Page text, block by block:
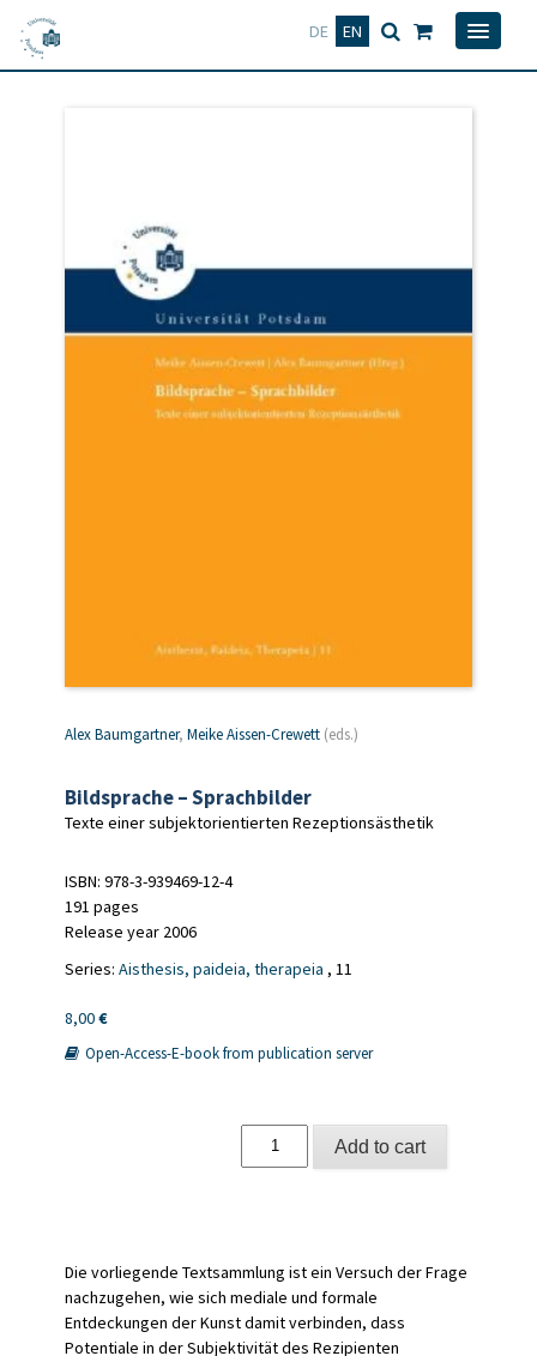
DE EN
Deutsch
Alex Baumgartner, Meike Aissen-Crewett (eds.)
Bildsprache – Sprachbilder
Texte einer subjektorientierten Rezeptionsästhetik
ISBN: 978-3-939469-12-4
191 pages
Release year 2006
Series: Aisthesis, paideia, therapeia , 11
8,00€
Open-Access-E-book from publication server
Add to cart
Die vorliegende Textsammlung ist ein Versuch der Frage
nachzugehen, wie sich mediale und formale
Entdeckungen der Kunst damit verbinden, dass
Potentiale in der Subjektivität des Rezipienten